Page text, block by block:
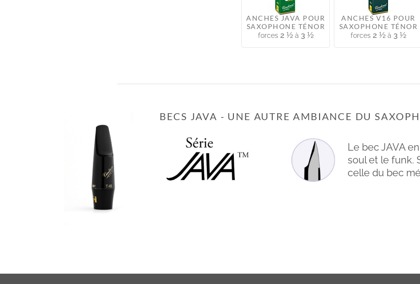
ANCHES JAVA POUR
SAXOPHONE TÉNOR
forces 2 ½à 3 ½
ANCHES V16 POUR
SAXOPHONE TÉNOR
forces 2 ½ à 3 ½
BECS JAVA - UNE AUTRE AMBIANCE DU
Le bec JAVA
soul et le funk.
celle du bec